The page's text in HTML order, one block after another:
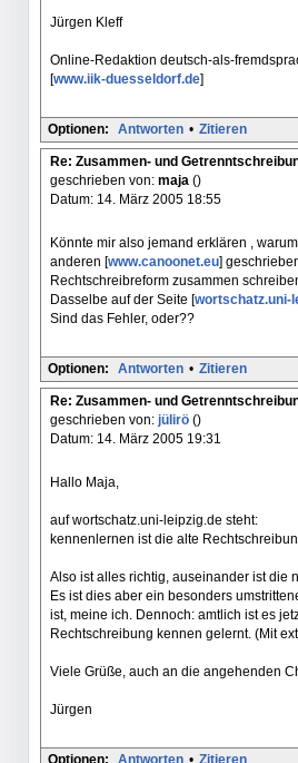
Jürgen Kleff
Online-Redaktion deutsch-als-
[www.iik-duesseldorf.de]
Optionen: Antworten • Zitieren
Re: Zusammen- und
geschrieben von: maja ()
Datum: 14. März 2005 18:55
Könnte mir also jemand erklären ,
anderen [www.canoonet.eu]
Rechtschreibreform zusammen
Dasselbe auf der Seite [wortschatz.uni-
Sind das Fehler, oder??
Optionen: Antworten • Zitieren
Re: Zusammen- und
geschrieben von: jülirö ()
Datum: 14. März 2005 19:31
Hallo Maja,
auf wortschatz.uni-leipzig.de steht:
kennenlernen ist die alte
Also ist alles richtig, auseinander ist die
Es ist dies aber ein besonders
ist, meine ich. Dennoch: amtlich ist es
Rechtschreibung kennen gelernt. (Mit
Viele Grüße, auch an die angehenden
Jürgen
Optionen: Antworten • Zitieren